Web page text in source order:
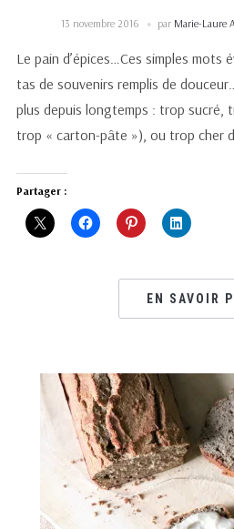
13 novembre 2016 par Marie-Laure
Le pain d’épices…Ces simples
tas de souvenirs remplis de
plus depuis longtemps : trop sucré,
trop « carton-pâte »), ou trop cher
Partager :
EN SAVOIR